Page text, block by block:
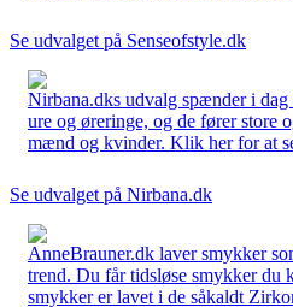
Se udvalget på Senseofstyle.dk
Nirbana.dks udvalg spænder i
ure og øreringe, og de fører store
mænd og kvinder. Klik her for at
Se udvalget på Nirbana.dk
AnneBrauner.dk laver smykker
trend. Du får tidsløse smykker du
smykker er lavet i de såkaldt